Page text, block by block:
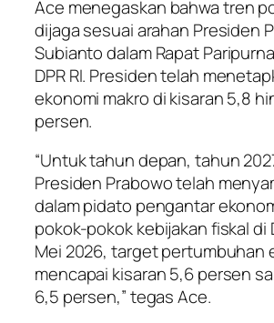
Ace menegaskan bahwa tren
dijaga sesuai arahan Presiden
Subianto dalam Rapat
DPR RI. Presiden telah
ekonomi makro di kisaran 5,8
persen.
“Untuk tahun depan, tahun
Presiden Prabowo telah
dalam pidato pengantar
pokok-pokok kebijakan fiskal di
Mei 2026, target pertumbuhan
mencapai kisaran 5,6 persen
6,5 persen,” tegas Ace.